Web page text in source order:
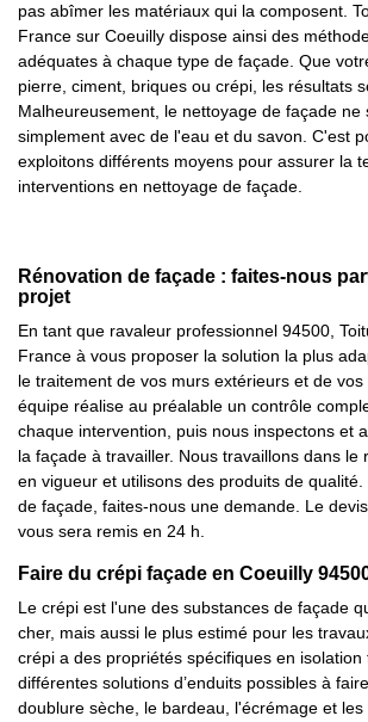
pas abîmer les matériaux qui la composent.
France sur Coeuilly dispose ainsi des
adéquates à chaque type de façade. Que
pierre, ciment, briques ou crépi, les résultats
Malheureusement, le nettoyage de façade ne
simplement avec de l'eau et du savon. C'est
exploitons différents moyens pour assurer la
interventions en nettoyage de façade.
Rénovation de façade : faites-nous
projet
En tant que ravaleur professionnel 94500,
France à vous proposer la solution la plus
le traitement de vos murs extérieurs et de
équipe réalise au préalable un contrôle
chaque intervention, puis nous inspectons et
la façade à travailler. Nous travaillons dans le
en vigueur et utilisons des produits de
de façade, faites-nous une demande. Le
vous sera remis en 24 h.
Faire du crépi façade en Coeuilly
Le crépi est l'une des substances de façade
cher, mais aussi le plus estimé pour les
crépi a des propriétés spécifiques en isolation
différentes solutions d’enduits possibles à
doublure sèche, le bardeau, l'écrémage et